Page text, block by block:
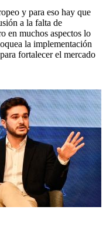
y para eso hay que
a la falta de
en muchos aspectos lo
la implementación
fortalecer el mercado